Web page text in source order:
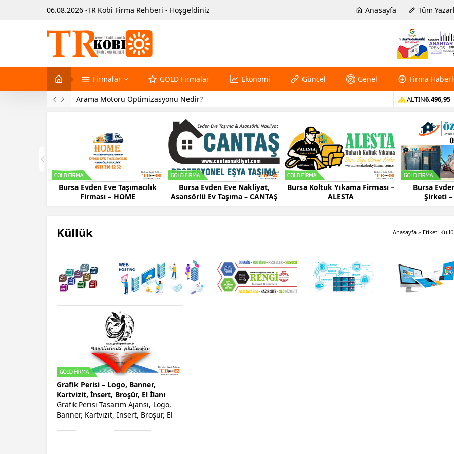
06.08.2026 -TR Kobi Firma Rehberi - Hoşgeldiniz Anasayfa Tüm
Firmalar GOLD Firmalar Ekonomi Güncel Genel Firma
Hosting Nasıl Alınır? ALTIN6.496,95
Bursa Evden Eve Taşımacılık
Firması – HOME
Bursa Evden Eve Nakliyat,
Asansörlü Ev Taşıma – CANTAŞ
Bursa Koltuk Yıkama Firması –
ALESTA
Bursa
Şirketi –
Küllük Anasayfa » Etiket:
Grafik Perisi – Logo, Banner,
Kartvizit, İnsert, Broşür, El İlanı
Grafik Perisi Tasarım Ajansı, Logo,
Banner, Kartvizit, İnsert, Broşür, El